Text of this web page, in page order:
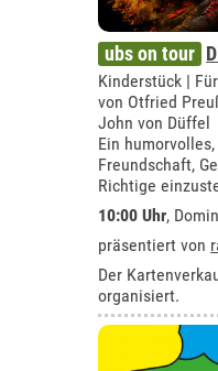
ubs on tour
Kinderstück |
von Otfried
John von Düffel
Ein
Freundschaft,
Richtige
10:00 Uhr,
präsentiert von
Der
organisiert.